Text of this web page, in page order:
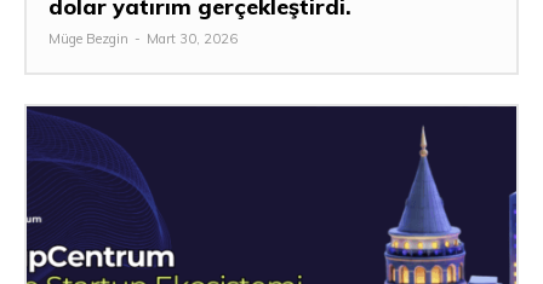
dolar yatırım gerçekleştirdi.
Müge Bezgin - Mart 30, 2026